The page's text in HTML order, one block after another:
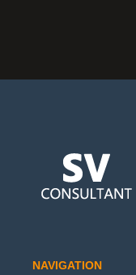
NAVIGATION